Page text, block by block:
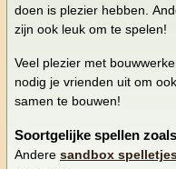
doen is plezier hebben.
zijn ook leuk om te spelen!
Veel plezier met
nodig je vrienden uit om
samen te bouwen!
Soortgelijke spellen
Andere sandbox